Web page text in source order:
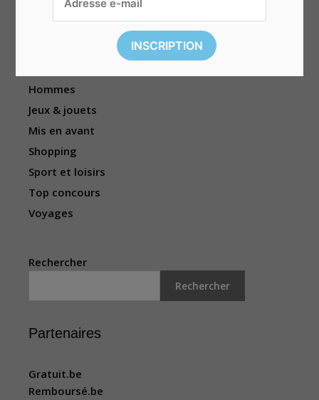
Enfants
Hommes
Jeux & jouets
Mis en avant
Shopping
Sport et loisirs
Top concours
Voyages
Rechercher
Rechercher
Partenaires
Gratuit.be
Remboursé.be